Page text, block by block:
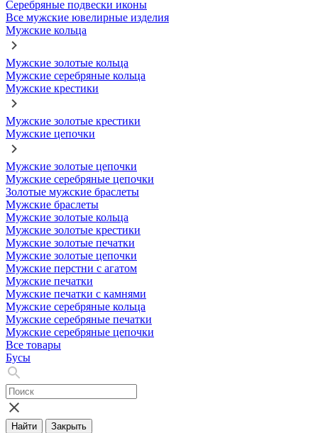
Серебряные подвески иконы
Все мужские ювелирные изделия
Мужские кольца
Мужские золотые кольца
Мужские серебряные кольца
Мужские крестики
Мужские золотые крестики
Мужские цепочки
Мужские золотые цепочки
Мужские серебряные цепочки
Золотые мужские браслеты
Мужские браслеты
Мужские золотые кольца
Мужские золотые крестики
Мужские золотые печатки
Мужские золотые цепочки
Мужские перстни с агатом
Мужские печатки
Мужские печатки с камнями
Мужские серебряные кольца
Мужские серебряные печатки
Мужские серебряные цепочки
Все товары
Бусы
Найти Закрыть